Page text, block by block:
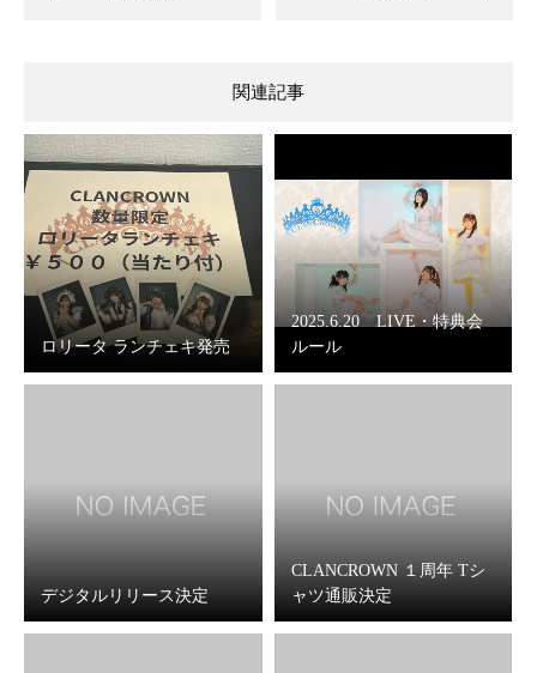
関連記事
ロリータ ランチェキ発売
2025.6.20 LIVE・特典会
ルール
デジタルリリース決定
CLANCROWN １周年 Tシ
ャツ通販決定